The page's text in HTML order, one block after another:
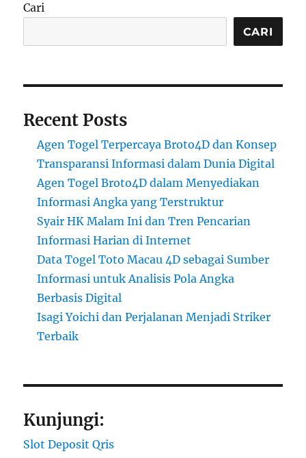
Cari
CARI
Recent Posts
Agen Togel Terpercaya Broto4D dan Konsep
Transparansi Informasi dalam Dunia Digital
Agen Togel Broto4D dalam Menyediakan
Informasi Angka yang Terstruktur
Syair HK Malam Ini dan Tren Pencarian
Informasi Harian di Internet
Data Togel Toto Macau 4D sebagai Sumber
Informasi untuk Analisis Pola Angka
Berbasis Digital
Isagi Yoichi dan Perjalanan Menjadi Striker
Terbaik
Kunjungi:
Slot Deposit Qris